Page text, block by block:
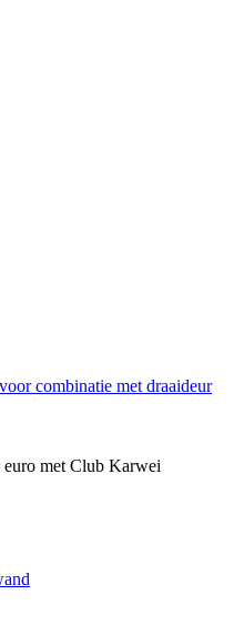
combinatie met draaideur
met Club Karwei